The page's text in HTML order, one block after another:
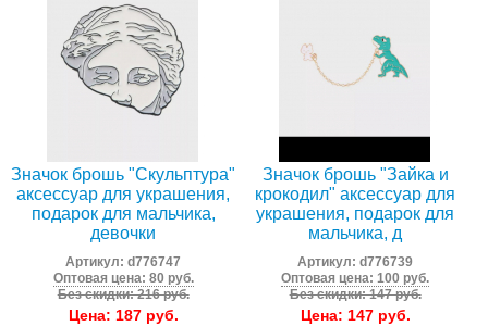
Значок брошь "Скульптура"
аксессуар для украшения,
подарок для мальчика,
девочки
Артикул:d776747
Оптовая цена: 80 руб.
Без скидки: 216 руб.
Цена: 187руб.
Значок брошь "Зайка и
крокодил" аксессуар для
украшения, подарок для
мальчика, д
Артикул:d776739
Оптовая цена: 100 руб.
Без скидки: 147 руб.
Цена: 147руб.